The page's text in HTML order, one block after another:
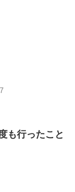
も行ったこと